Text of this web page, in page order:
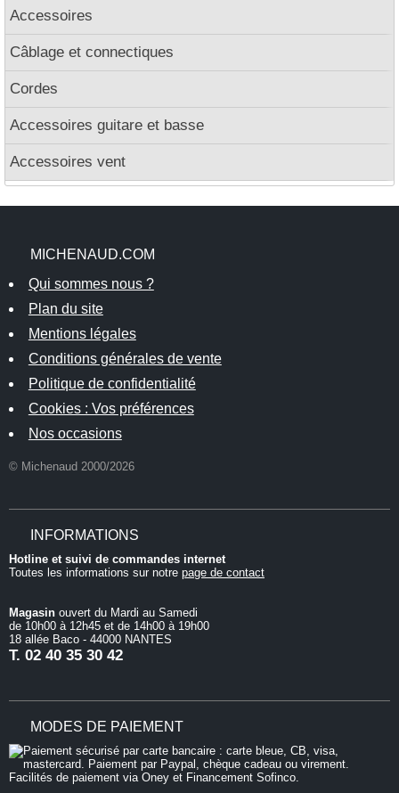
Accessoires
Câblage et connectiques
Cordes
Accessoires guitare et basse
Accessoires vent
MICHENAUD.COM
Qui sommes nous ?
Plan du site
Mentions légales
Conditions générales de vente
Politique de confidentialité
Cookies : Vos préférences
Nos occasions
© Michenaud 2000/2026
INFORMATIONS
Hotline et suivi de commandes internet
Toutes les informations sur notre page de contact
Magasin ouvert du Mardi au Samedi
de 10h00 à 12h45 et de 14h00 à 19h00
18 allée Baco - 44000 NANTES
T. 02 40 35 30 42
MODES DE PAIEMENT